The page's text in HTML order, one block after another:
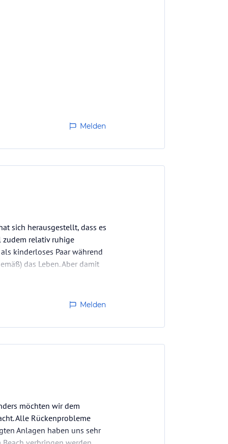
Melden
sich herausgestellt, dass es
zudem relativ ruhige
kinderloses Paar während
das Leben. Aber damit
Melden
möchten wir dem
Alle Rückenprobleme
Anlagen haben uns sehr